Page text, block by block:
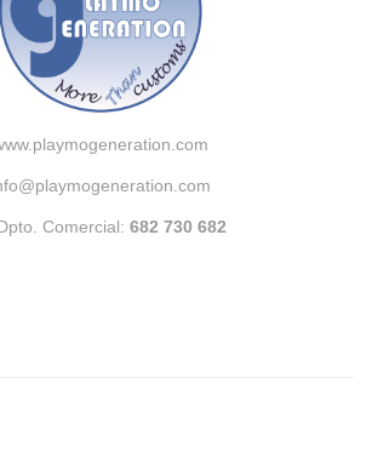
Comercial: 682 730 682